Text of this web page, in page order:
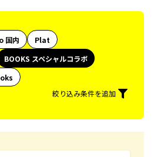
国内
Plat
BOOKS スペシャルコラボ
絞り込み条件を追加